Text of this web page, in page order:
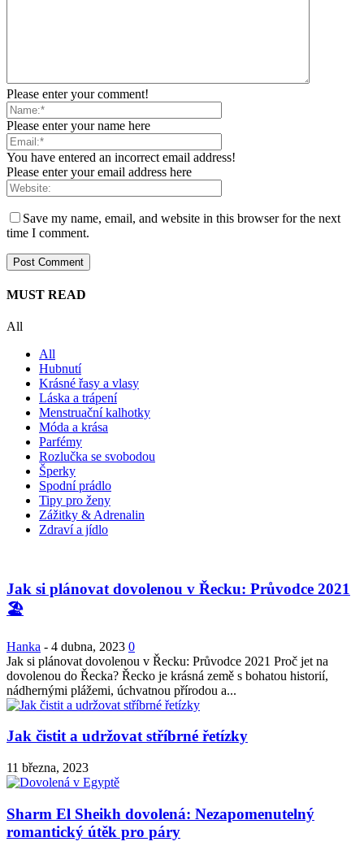
Please enter your comment!
Please enter your name here
You have entered an incorrect email address!
Please enter your email address here
Save my name, email, and website in this browser for the next
time I comment.
MUST READ
All
All
Hubnutí
Krásné řasy a vlasy
Láska a trápení
Menstruační kalhotky
Móda a krása
Parfémy
Rozlučka se svobodou
Šperky
Spodní prádlo
Tipy pro ženy
Zážitky & Adrenalin
Zdraví a jídlo
Jak si plánovat dovolenou v Řecku: Průvodce 2021
🏖️
Hanka - 4 dubna, 2023 0
Jak si plánovat dovolenou v Řecku: Průvodce 2021 Proč jet na
dovolenou do Řecka? Řecko je krásná země s bohatou historií,
nádhernými plážemi, úchvatnou přírodou a...
Jak čistit a udržovat stříbrné řetízky
11 března, 2023
Sharm El Sheikh dovolená: Nezapomenutelný
romantický útěk pro páry